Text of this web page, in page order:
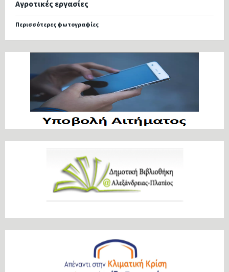
Αγροτικές εργασίες
Περισσότερες φωτογραφίες